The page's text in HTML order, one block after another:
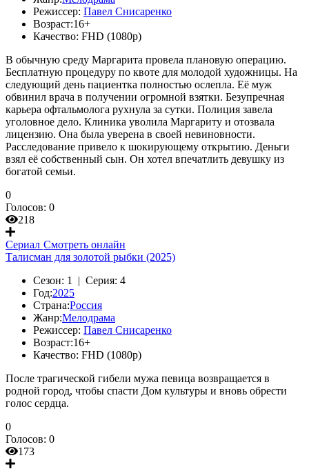
Режиссер: Павел Снисаренко
Возраст:16+
Качество: FHD (1080p)
В обычную среду Маргарита провела плановую операцию.
Бесплатную процедуру по квоте для молодой художницы. На
следующий день пациентка полностью ослепла. Её муж
обвинил врача в получении огромной взятки. Безупречная
карьера офтальмолога рухнула за сутки. Полиция завела
уголовное дело. Клиника уволила Маргариту и отозвала
лицензию. Она была уверена в своей невиновности.
Расследование привело к шокирующему открытию. Деньги
взял её собственный сын. Он хотел впечатлить девушку из
богатой семьи.
0
Голосов: 0
218
Сериал Смотреть онлайн
Талисман для золотой рыбки (2025)
Сезон: 1 | Серия: 4
Год:2025
Страна:Россия
Жанр:Мелодрама
Режиссер: Павел Снисаренко
Возраст:16+
Качество: FHD (1080p)
После трагической гибели мужа певица возвращается в
родной город, чтобы спасти Дом культуры и вновь обрести
голос сердца.
0
Голосов: 0
173